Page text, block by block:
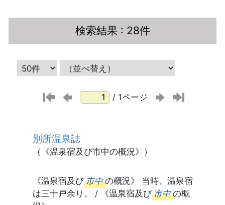
検索結果 : 28件
/ 1ページ
別所温泉誌
（《温泉宿及び市中の概況》）
《温泉宿及び 市中 の概況》 当時、温泉宿
は三十戸余り。 / 《温泉宿及び 市中 の概